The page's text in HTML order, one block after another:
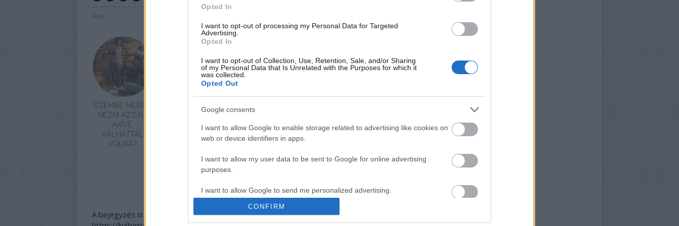
Opted In
I want to opt-out of processing my Personal Data for Targeted
Advertising.
Opted In
I want to opt-out of Collection, Use, Retention, Sale, and/or Sharing
of my Personal Data that Is Unrelated with the Purposes for which it
was collected.
Opted Out
Google consents
I want to allow Google to enable storage related to advertising like cookies on
web or device identifiers in apps.
I want to allow my user data to be sent to Google for online advertising
purposes.
I want to allow Google to send me personalized advertising.
I want to allow Google to enable storage related to analytics like cookies on
web or device identifiers in apps.
CONFIRM
Film
SZEMBE MERSZ
NÉZNI AZZAL,
AKIVÉ
VÁLHATTÁL
VOLNA?
TERMÉSZETFELETTI
ERŐK ÉS
ELFELEDETT
TITKOK: ITT A
SHELBY OAKS –
NYOMÁBAN
MAGYAR
SÁRKÁNYOK,
ROSSZFIÚK – A
NYÁR 10
LEGKEDVELTEBB
MAGYARORSZÁGON
A RANDOM!
VÁRT FILMJE
TAROLT A
A bejegyzés trackback címe: